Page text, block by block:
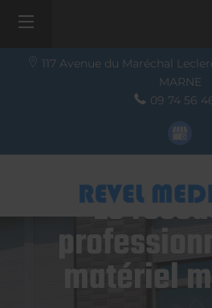
117 Avenue du Maréchal
MARNE
09 74 56
Le
matériel